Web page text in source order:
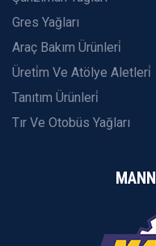
Gres Yağları
Araç Bakım Ürünleri̇
Üreti̇m Ve Atölye Aletleri̇
Tanıtım Ürünleri̇
Tır Ve Otobüs Yağları